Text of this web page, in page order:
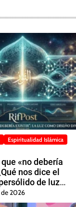
Espiritualidad Islámica
«no debería
nos dice el
de luz
Divino?
2026